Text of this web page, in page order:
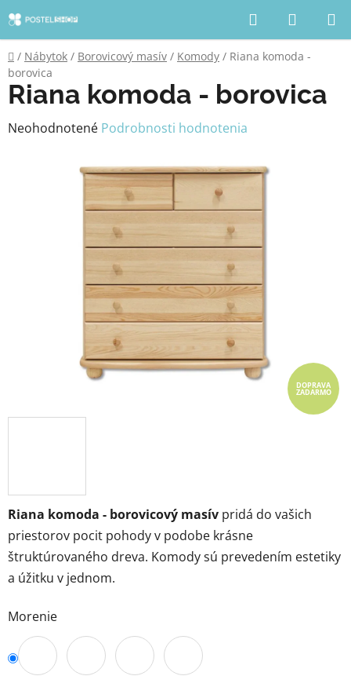
na
obsah
Hľadať
KOŠÍK
Domov
/ Nábytok / Borovicový masív / Komody / Riana komoda -
borovica
Riana komoda - borovicový masív pridá do vašich
priestorov pocit pohody v podobe krásne
štruktúrovaného dreva. Komody sú prevedením estetiky
a úžitku v jednom.
Morenie
Riana komoda - borovica
Priemerné
Neohodnotené Podrobnosti hodnotenia
DOPRAVA
ZADARMO